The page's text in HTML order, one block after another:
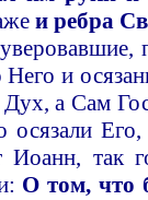
и ребра
Него и
Дух, а Сам
осязали
Иоанн, так
О том, что